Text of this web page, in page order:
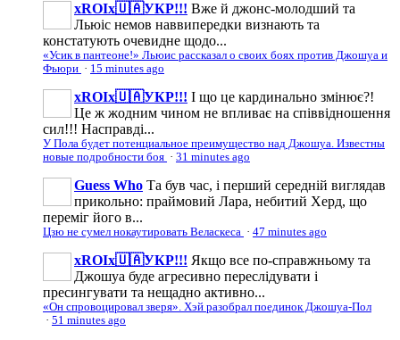
xROIx🇺🇦УКР!!! Вже й джонс-молодший та
Льюіс немов наввипередки визнають та
констатують очевидне щодо...
«Усик в пантеоне!» Льюис рассказал о своих боях против Джошуа и
Фьюри · 15 minutes ago
xROIx🇺🇦УКР!!! І що це кардинально змінює?!
Це ж жодним чином не впливає на співвідношення
сил!!! Насправді...
У Пола будет потенциальное преимущество над Джошуа. Известны
новые подробности боя · 31 minutes ago
Guess Who Та був час, і перший середній виглядав
прикольно: праймовий Лара, небитий Херд, що
переміг його в...
Цзю не сумел нокаутировать Веласкеса · 47 minutes ago
xROIx🇺🇦УКР!!! Якщо все по-справжньому та
Джошуа буде агресивно переслідувати і
пресингувати та нещадно активно...
«Он спровоцировал зверя». Хэй разобрал поединок Джошуа-Пол
· 51 minutes ago